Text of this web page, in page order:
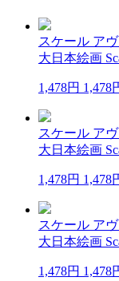
スケール ア
大日本絵画
1,478円 1,478
スケール ア
大日本絵画
1,478円 1,478
スケール ア
大日本絵画
1,478円 1,478